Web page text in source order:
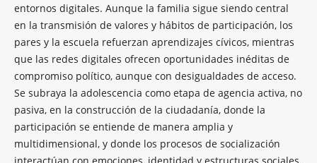
entornos digitales. Aunque la familia sigue siendo central
en la transmisión de valores y hábitos de participación, los
pares y la escuela refuerzan aprendizajes cívicos, mientras
que las redes digitales ofrecen oportunidades inéditas de
compromiso político, aunque con desigualdades de acceso.
Se subraya la adolescencia como etapa de agencia activa, no
pasiva, en la construcción de la ciudadanía, donde la
participación se entiende de manera amplia y
multidimensional, y donde los procesos de socialización